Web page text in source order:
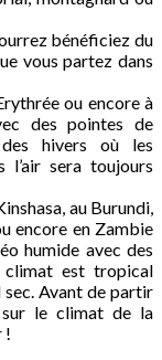
bénéficiez du
vous partez dans
ou encore à
des pointes de
hivers où les
l’air sera toujours
au Burundi,
encore en Zambie
humide avec des
climat est tropical
Avant de partir
sur le climat de la
!